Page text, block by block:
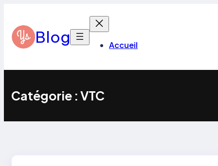
contenu
Blog Accueil
Catégorie :VTC